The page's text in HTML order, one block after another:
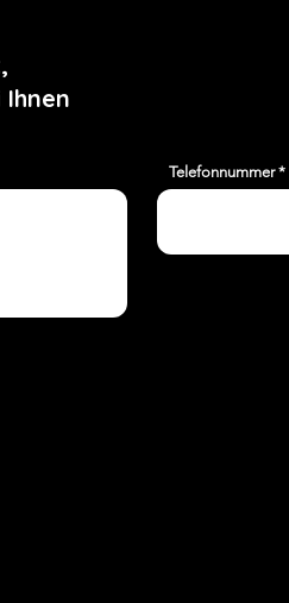
Telefonnummer